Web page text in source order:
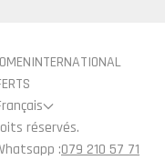
INTERNATIONAL
réservés.
:079 210 57 71